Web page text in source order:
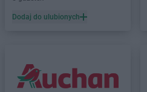
Dodaj do ulubionych